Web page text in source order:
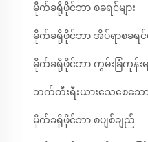
မိုက်ခရိုဖိုင်ဘာ စခရင်များ
မိုက်ခရိုဖိုင်ဘာ အိပ်ရာစခရင်မ
မိုက်ခရိုဖိုင်ဘာ ကွမ်းခြံကုန်းမ
ဘက်တီးရီးယားသေစေသေ
မိုက်ခရိုဖိုင်ဘာ စပျစ်ချည်